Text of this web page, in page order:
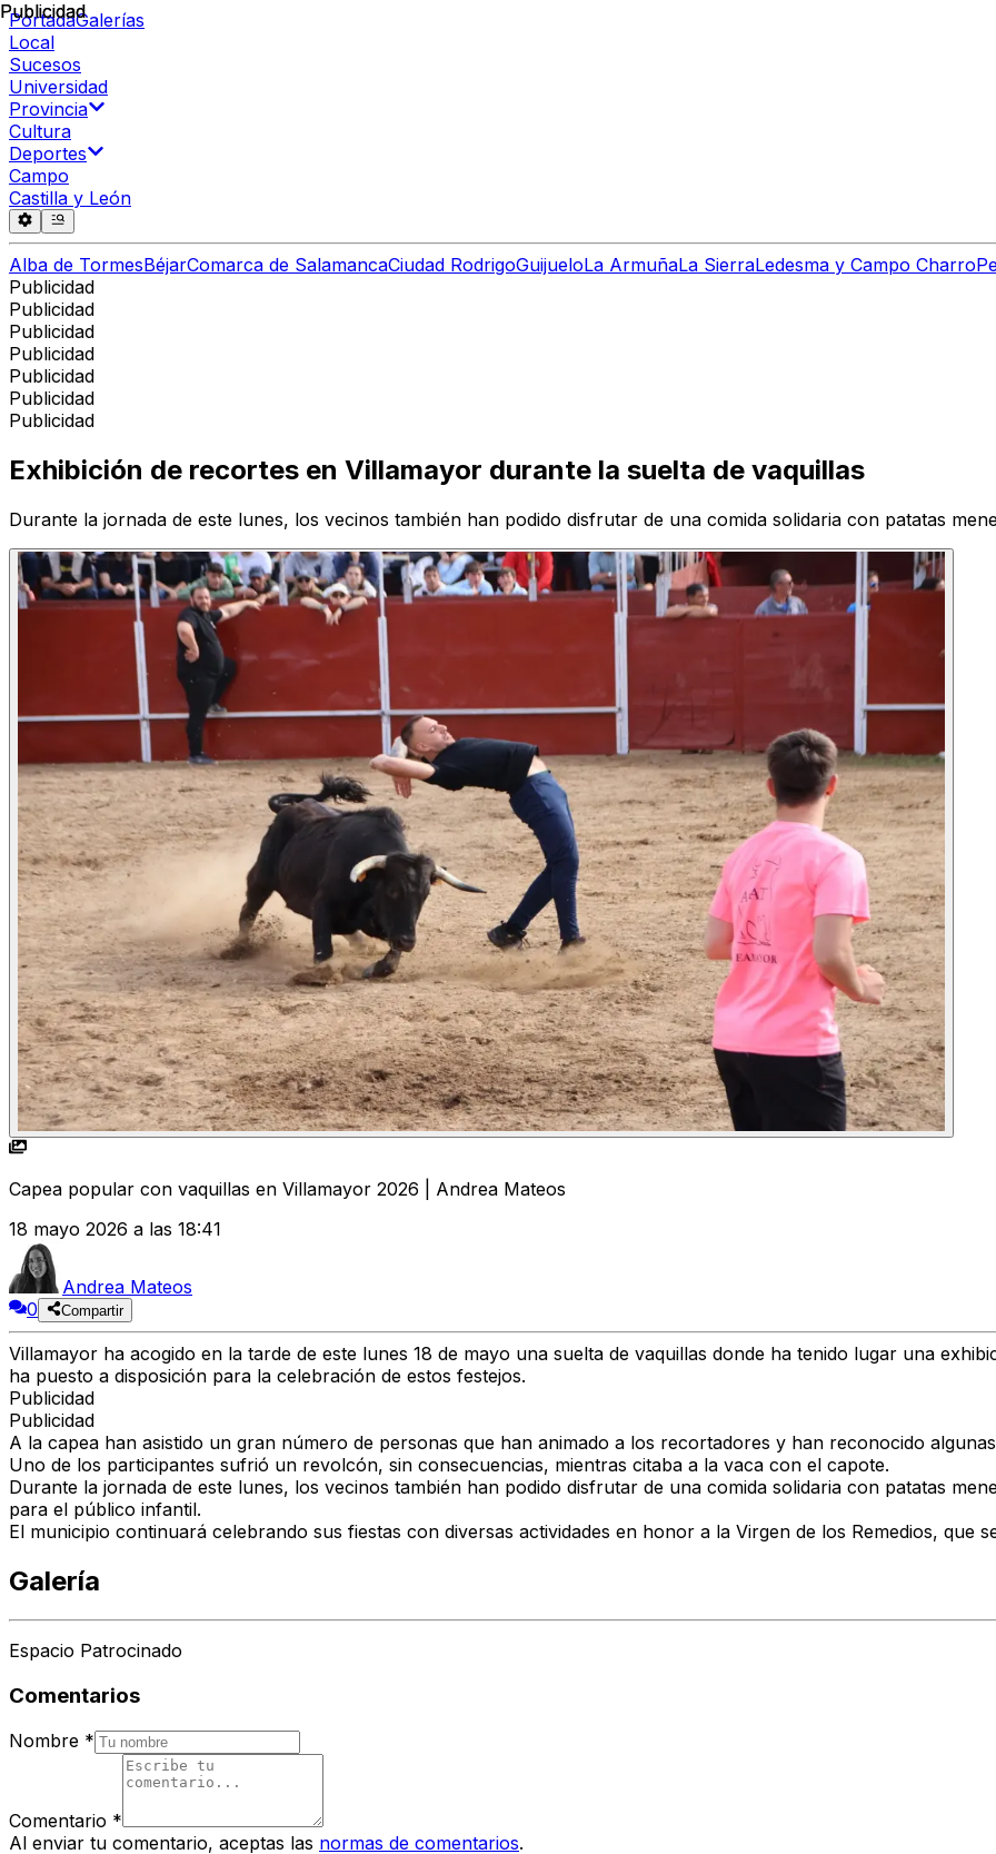
PortadaGalerías
Local
Sucesos
Universidad
Provincia
Cultura
Deportes
Campo
Castilla y León
Alba de TormesBéjarComarca de SalamancaCiudad RodrigoGuijueloLa ArmuñaLa SierraLedesma y Campo Charro
Publicidad
Publicidad
Publicidad
Publicidad
Publicidad
Publicidad
Publicidad
Publicidad
Exhibición de recortes en Villamayor durante la suelta de vaquillas
Durante la jornada de este lunes, los vecinos también han podido disfrutar de una comida solidaria con patatas
Capea popular con vaquillas en Villamayor 2026 | Andrea Mateos
18 mayo 2026 a las 18:41
Andrea Mateos
0
Compartir
Villamayor ha acogido en la tarde de este lunes 18 de mayo una suelta de vaquillas donde ha tenido lugar una
ha puesto a disposición para la celebración de estos festejos.
Publicidad
Publicidad
A la capea han asistido un gran número de personas que han animado a los recortadores y han reconocido
Uno de los participantes sufrió un revolcón, sin consecuencias, mientras citaba a la vaca con el capote.
Durante la jornada de este lunes, los vecinos también han podido disfrutar de una comida solidaria con patatas
para el público infantil.
El municipio continuará celebrando sus fiestas con diversas actividades en honor a la Virgen de los Remedios, que
Galería
Espacio Patrocinado
Comentarios
Nombre *
Comentario *
Al enviar tu comentario, aceptas las normas de comentarios.
Publicidad